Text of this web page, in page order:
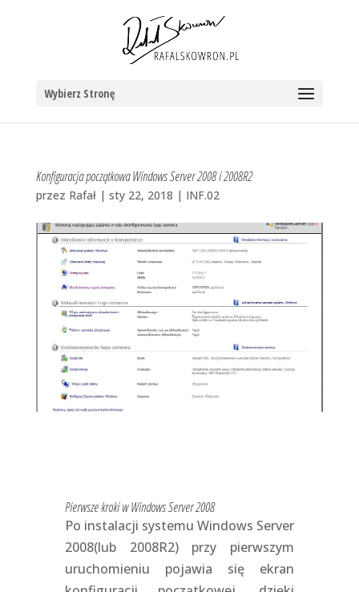
Wybierz Stronę
Konfiguracja początkowa Windows Server 2008 i 2008R2
przez Rafał| sty 22, 2018 | INF.02
Pierwsze kroki w Windows Server 2008
Po instalacji systemu Windows Server
2008(lub 2008R2) przy pierwszym
uruchomieniu pojawia się ekran